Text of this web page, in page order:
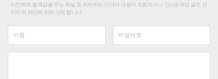
타인에게 불쾌감을 주는 욕설 등 비하하는 단어가 내용에 포함되거나 인신공격성 글은 관
리자의 판단에 의해 삭제 합니다.